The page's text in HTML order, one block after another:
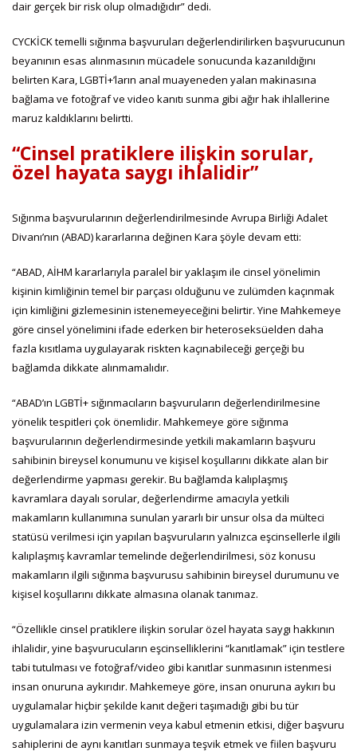
dair gerçek bir risk olup olmadığıdır” dedi.
CYCKİCK temelli sığınma başvuruları değerlendirilirken başvurucunun
beyanının esas alınmasının mücadele sonucunda kazanıldığını
belirten Kara, LGBTİ+’ların anal muayeneden yalan makinasına
bağlama ve fotoğraf ve video kanıtı sunma gibi ağır hak ihlallerine
maruz kaldıklarını belirtti.
“Cinsel pratiklere ilişkin sorular,
özel hayata saygı ihlalidir”
Sığınma başvurularının değerlendirilmesinde Avrupa Birliği Adalet
Divanı’nın (ABAD) kararlarına değinen Kara şöyle devam etti:
“ABAD, AİHM kararlarıyla paralel bir yaklaşım ile cinsel yönelimin
kişinin kimliğinin temel bir parçası olduğunu ve zulümden kaçınmak
için kimliğini gizlemesinin istenemeyeceğini belirtir. Yine Mahkemeye
göre cinsel yönelimini ifade ederken bir heteroseksüelden daha
fazla kısıtlama uygulayarak riskten kaçınabileceği gerçeği bu
bağlamda dikkate alınmamalıdır.
“ABAD’ın LGBTİ+ sığınmacıların başvuruların değerlendirilmesine
yönelik tespitleri çok önemlidir. Mahkemeye göre sığınma
başvurularının değerlendirmesinde yetkili makamların başvuru
sahibinin bireysel konumunu ve kişisel koşullarını dikkate alan bir
değerlendirme yapması gerekir. Bu bağlamda kalıplaşmış
kavramlara dayalı sorular, değerlendirme amacıyla yetkili
makamların kullanımına sunulan yararlı bir unsur olsa da mülteci
statüsü verilmesi için yapılan başvuruların yalnızca eşcinsellerle ilgili
kalıplaşmış kavramlar temelinde değerlendirilmesi, söz konusu
makamların ilgili sığınma başvurusu sahibinin bireysel durumunu ve
kişisel koşullarını dikkate almasına olanak tanımaz.
“Özellikle cinsel pratiklere ilişkin sorular özel hayata saygı hakkının
ihlalidir, yine başvurucuların eşcinselliklerini “kanıtlamak” için testlere
tabi tutulması ve fotoğraf/video gibi kanıtlar sunmasının istenmesi
insan onuruna aykırıdır. Mahkemeye göre, insan onuruna aykırı bu
uygulamalar hiçbir şekilde kanıt değeri taşımadığı gibi bu tür
uygulamalara izin vermenin veya kabul etmenin etkisi, diğer başvuru
sahiplerini de aynı kanıtları sunmaya teşvik etmek ve fiilen başvuru